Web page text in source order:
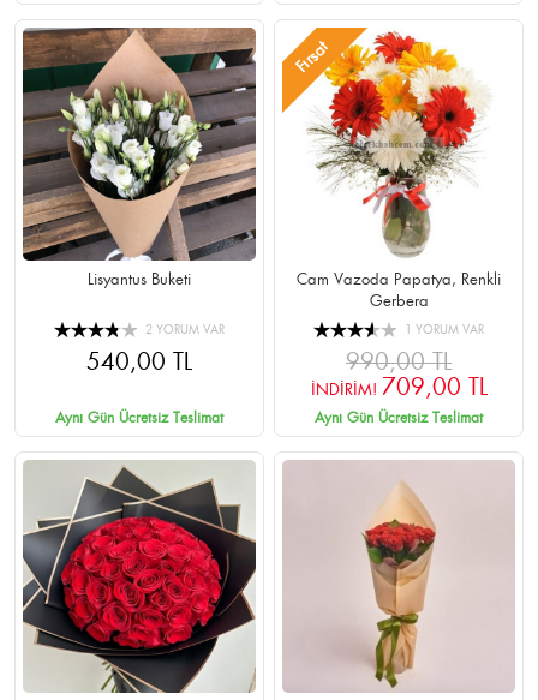
Lisyantus Buketi
2 YORUM VAR
540,00 TL
Aynı Gün Ücretsiz Teslimat
Fırsat
Cam Vazoda Papatya, Renkli
Gerbera
1 YORUM VAR
990,00 TL
İNDİRİM! 709,00 TL
Aynı Gün Ücretsiz Teslimat